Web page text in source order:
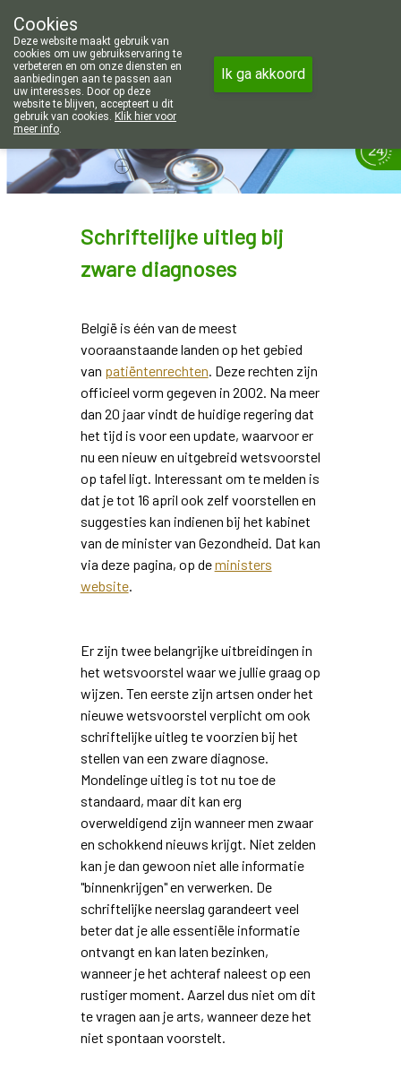
011/606002
Vandaag
Schriftelijke uitleg bij
zware diagnoses
België is één van de meest
vooraanstaande landen op het gebied
van patiëntenrechten. Deze rechten zijn
officieel vorm gegeven in 2002. Na meer
dan 20 jaar vindt de huidige regering dat
het tijd is voor een update, waarvoor er
nu een nieuw en uitgebreid wetsvoorstel
op tafel ligt. Interessant om te melden is
dat je tot 16 april ook zelf voorstellen en
suggesties kan indienen bij het kabinet
van de minister van Gezondheid. Dat kan
via deze pagina, op deministers
website.
Er zijn twee belangrijke uitbreidingen in
het wetsvoorstel waar we jullie graag op
wijzen. Ten eerste zijn artsen onder het
nieuwe wetsvoorstel verplicht om ook
schriftelijke uitleg te voorzien bij het
stellen van een zware diagnose.
Mondelinge uitleg is tot nu toe de
standaard, maar dit kan erg
overweldigend zijn wanneer men zwaar
en schokkend nieuws krijgt. Niet zelden
kan je dan gewoon niet alle informatie
"binnenkrijgen" en verwerken. De
schriftelijke neerslag garandeert veel
beter dat je alle essentiële informatie
ontvangt en kan laten bezinken,
wanneer je het achteraf naleest op een
rustiger moment. Aarzel dus niet om dit
te vragen aan je arts, wanneer deze het
niet spontaan voorstelt.
Cookies
Deze website maakt gebruik van
cookies om uw gebruikservaring te
verbeteren en om onze diensten en
aanbiedingen aan te passen aan
uw interesses. Door op deze
website te blijven, accepteert u dit
gebruik van cookies. Klik hier voor
meer info.
Ik ga akkoord